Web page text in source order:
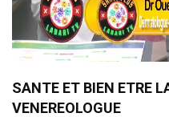
SANTE ET BIEN ETRE
VENEREOLOGUE